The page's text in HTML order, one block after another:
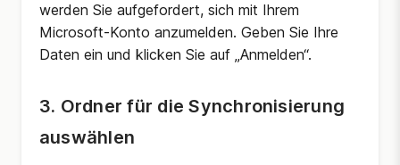
werden Sie aufgefordert, sich mit Ihrem
Microsoft-Konto anzumelden. Geben Sie Ihre
Daten ein und klicken Sie auf „Anmelden“.
3. Ordner für die Synchronisierung
auswählen